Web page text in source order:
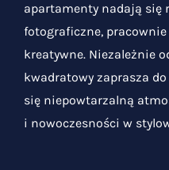
apartamenty nadają się
fotograficzne,
kreatywne. Niezależnie
kwadratowy zaprasza
się niepowtarzalną
i nowoczesności w